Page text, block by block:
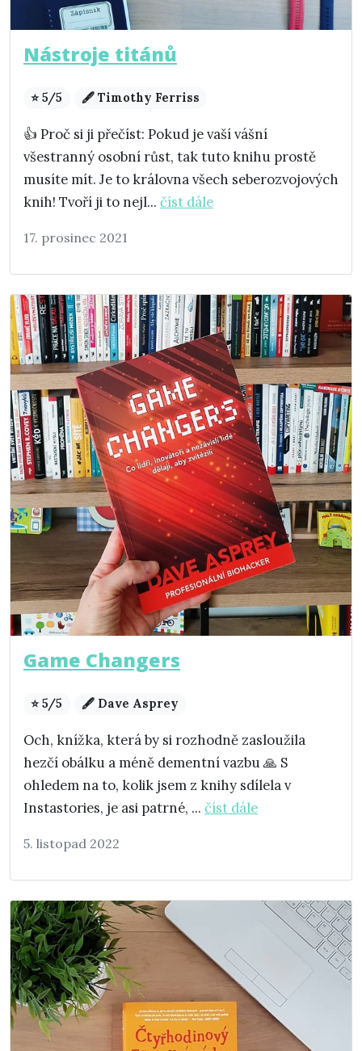
Nástroje titánů
⭐ 5/5 🖋️ Timothy Ferriss
👍 Proč si ji přečíst: Pokud je vaší vášní
všestranný osobní růst, tak tuto knihu prostě
musíte mít. Je to královna všech seberozvojových
knih! Tvoří ji to nejl... číst dále
17. prosinec 2021
Game Changers
⭐ 5/5 🖋️ Dave Asprey
Och, knížka, která by si rozhodně zasloužila
hezčí obálku a méně dementní vazbu 🙏 S
ohledem na to, kolik jsem z knihy sdílela v
Instastories, je asi patrné, ... číst dále
5. listopad 2022